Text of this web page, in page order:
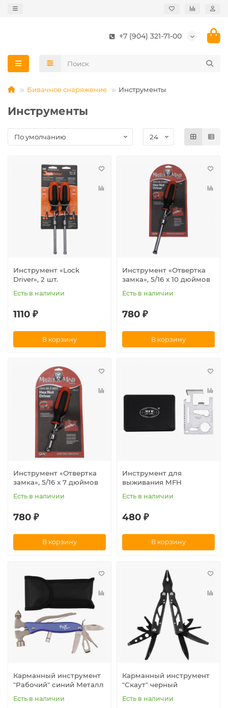
+7 (904) 321-71-00
Бивачное снаряжение Инструменты
Инструменты
Инструмент «Lock
Driver», 2 шт.
Есть в наличии
1110 ₽
В корзину
Инструмент «Отвертка
замка», 5/16 x 10 дюймов
Есть в наличии
780 ₽
В корзину
Инструмент «Отвертка
замка», 5/16 x 7 дюймов
Есть в наличии
780 ₽
В корзину
Инструмент для
выживания MFH
Есть в наличии
480 ₽
В корзину
Карманный инструмент
"Рабочий" синий Металл
Есть в наличии
Карманный инструмент
"Скаут" черный
Есть в наличии